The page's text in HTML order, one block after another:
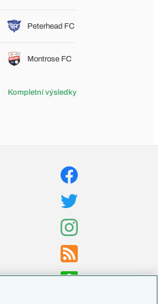
Peterhead FC
Montrose FC
Kompletní výsledky